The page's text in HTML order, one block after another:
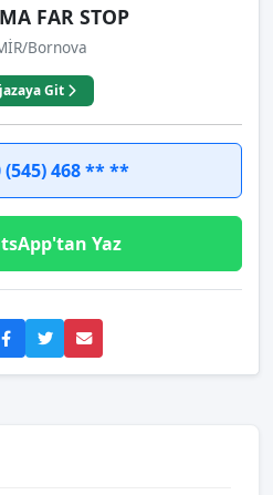
FAR STOP
Bornova
Git
(545) 468 ** **
Yaz